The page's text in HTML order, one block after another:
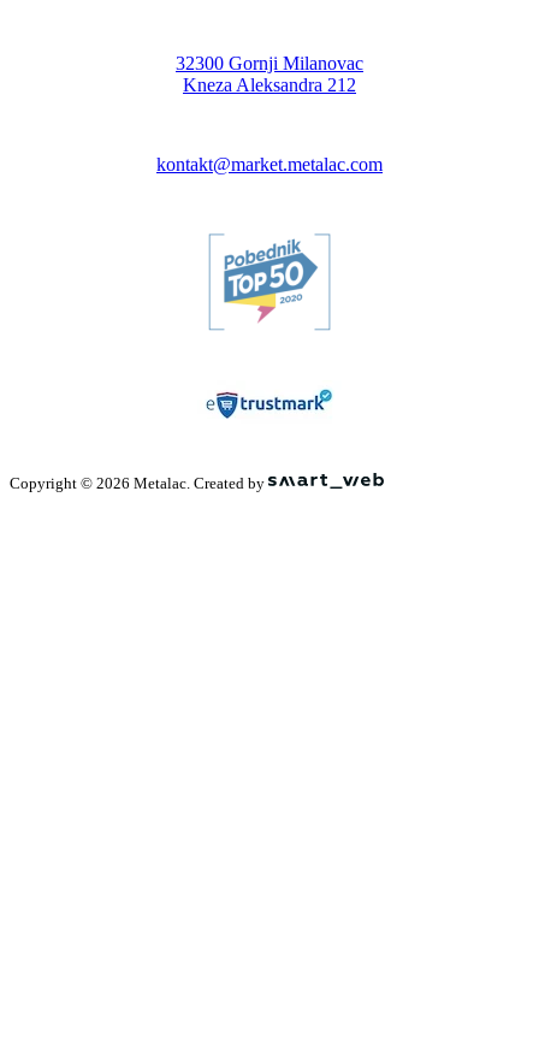
32300 Gornji Milanovac
Kneza Aleksandra 212
kontakt@market.metalac.com
Copyright © 2026 Metalac. Created by